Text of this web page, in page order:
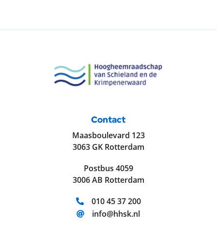
Contact
Maasboulevard 123
3063 GK Rotterdam
Postbus 4059
3006 AB Rotterdam
Telefoonnummer:
010 45 37 200
E-mailadres:
info@hhsk.nl